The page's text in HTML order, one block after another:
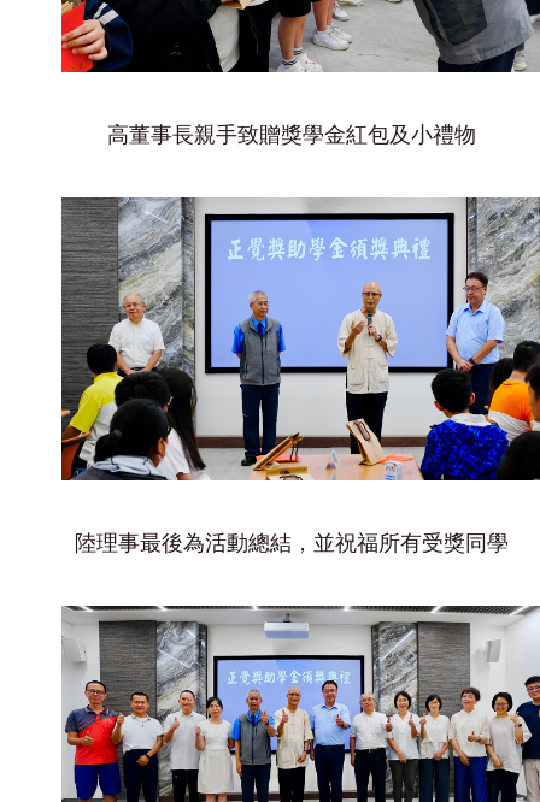
高董事長親手致贈獎學金紅包及小禮物
陸理事最後為活動總結，並祝福所有受獎同學